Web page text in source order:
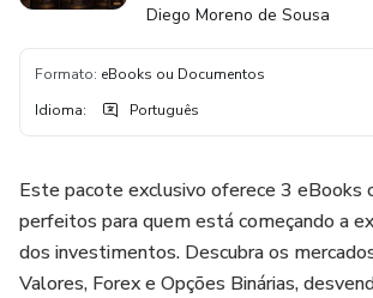
Diego Moreno de Sousa
Formato: eBooks ou Documentos
Idioma: Português
Este pacote exclusivo oferece 3 eBooks
perfeitos para quem está começando a
dos investimentos. Descubra os
Valores, Forex e Opções Binárias,